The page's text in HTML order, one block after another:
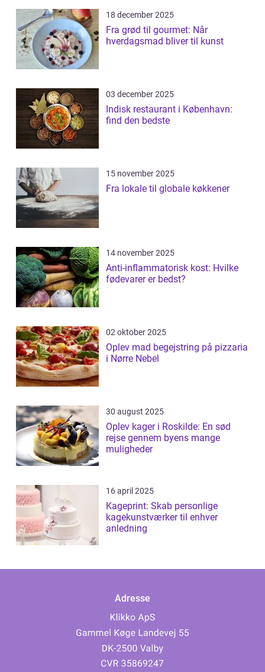
18 december 2025
Fra grød til gourmet: Når
hverdagsmad bliver til kunst
03 december 2025
Indisk restaurant i København:
find den bedste
15 november 2025
Fra lokale til globale køkkener
14 november 2025
Anti-inflammatorisk kost: Hvilke
fødevarer er bedst?
02 oktober 2025
Oplev mad begejstring på pizzaria
i Nørre Nebel
30 august 2025
Oplev kager i Roskilde: En sød
rejse gennem byens mange
muligheder
16 april 2025
Kageprint: Skab personlige
kagekunstværker til enhver
anledning
Adresse